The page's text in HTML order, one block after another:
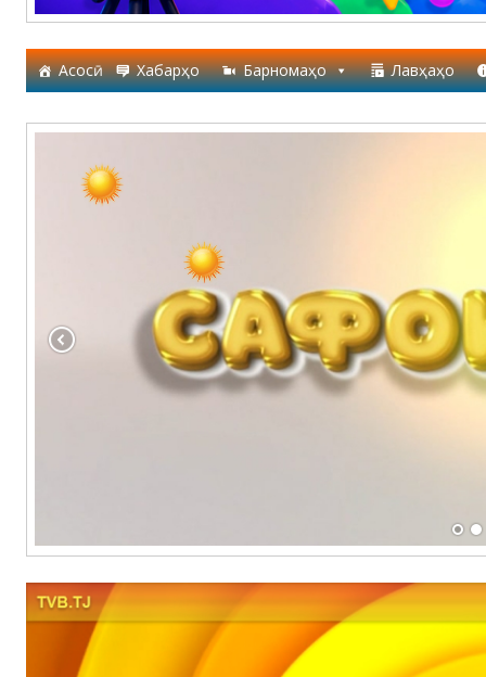
Асосӣ Хабарҳо Барномаҳо Лавҳаҳо